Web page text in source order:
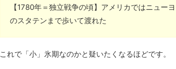
【1780年＝独立戦争の頃】アメリカではニュー
のスタテンまで歩いて渡れた
これで「小」氷期なのかと疑いたくなるほどです。